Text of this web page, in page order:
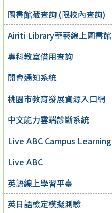
圖書館藏查詢 (限校內查詢)
Airiti Library華藝線上圖書館
專科教室借用查詢
開會通知系統
桃園市教育發展資源入口網
中文能力雲端診斷系統
Live ABC Campus Learning
Live ABC
英語線上學習平臺
英日語檢定模擬測驗